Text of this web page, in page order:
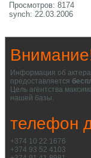
Просмотров: 8174
synch: 22.03.2006
Информация об
предоставляется
Цель агентства
нашей базы.
телефон
+374 10 22 1676
+374 93 52 4103